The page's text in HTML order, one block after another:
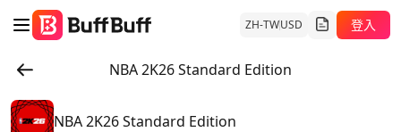
ZH-TWUSD 登入
NBA 2K26 Standard Edition
NBA 2K26 Standard Edition